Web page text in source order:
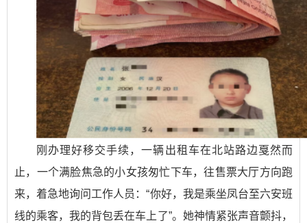
刚办理好移交手续，一辆出租车在北站路边戛然而
止，一个满脸焦急的小女孩匆忙下车，往售票大厅方向跑
来，着急地询问工作人员：“你好，我是乘坐凤台至六安班
线的乘客，我的背包丢在车上了”。她神情紧张声音颤抖，